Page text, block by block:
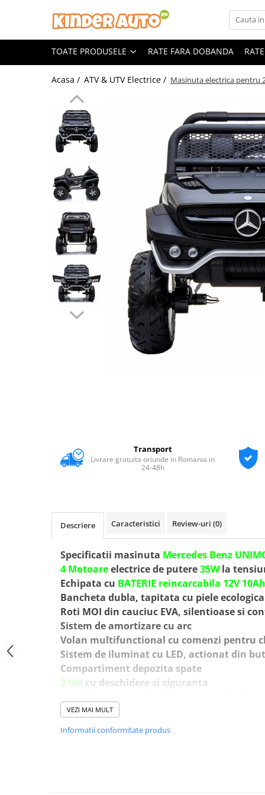
Toate Produsele
Produse in stoc
Masinute electrice
Motociclete electrice
ATV & UTV Electrice
Vehicule electrice adulti
Vehicule speciale copii
Motociclete Drift-Trike
Masinute electrice Mercedes
Masinute electrice tip SUV
Piese & Accesorii
Jucarii RC cu telecomanda
TOATE PRODUSELE RATE FARA DOBANDA
Acasa / ATV & UTV Electrice / Masinuta electrica pentru
Transport
Livrare gratuita oriunde in Romania in
24-48h
Descriere Caracteristici Review-uri (0)
Specificatii masinuta Mercedes Benz
4 Motoareelectrice de putere35Wla
Echipata cu BATERIE reincarcabila 12V 10Ah
Bancheta dubla, tapitata cu piele
Roti MOI din cauciuc EVA, silentioase si
Sistem de amortizare cu arc
Volan multifunctional cu comenzi pentru
Sistem de iluminat cu LED, actionat din
Compartiment depozita spate
2 Usi cu deschidere si siguranta
PornireLENTA
OprireLENTA
pentru confortul copilului
Sistem de alimentare la 12V cu activare
VEZI MAI MULT
Informatii conformitate produs